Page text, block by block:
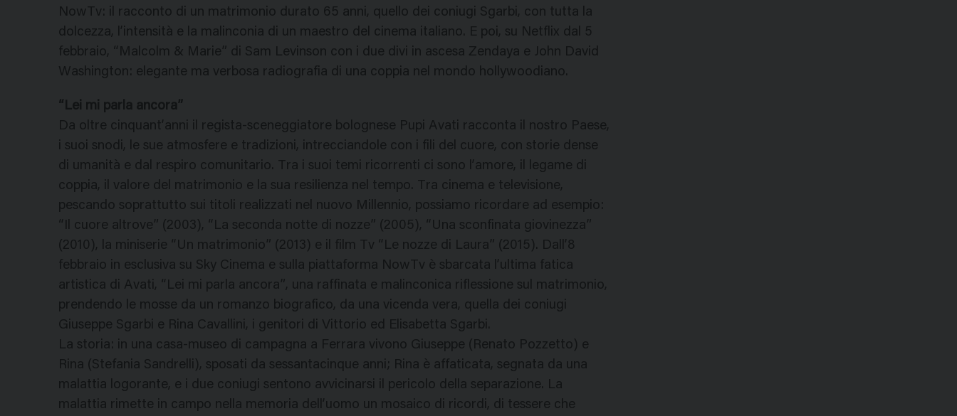
NowTv: il racconto di un matrimonio durato 65 anni, quello dei coniugi Sgarbi, con tutta la
dolcezza, l’intensità e la malinconia di un maestro del cinema italiano. E poi, su Netflix dal 5
febbraio, “Malcolm & Marie” di Sam Levinson con i due divi in ascesa Zendaya e John David
Washington: elegante ma verbosa radiografia di una coppia nel mondo hollywoodiano.
“Lei mi parla ancora”
Da oltre cinquant’anni il regista-sceneggiatore bolognese Pupi Avati racconta il nostro Paese,
i suoi snodi, le sue atmosfere e tradizioni, intrecciandole con i fili del cuore, con storie dense
di umanità e dal respiro comunitario. Tra i suoi temi ricorrenti ci sono l’amore, il legame di
coppia, il valore del matrimonio e la sua resilienza nel tempo. Tra cinema e televisione,
pescando soprattutto sui titoli realizzati nel nuovo Millennio, possiamo ricordare ad esempio:
“Il cuore altrove” (2003), “La seconda notte di nozze” (2005), “Una sconfinata giovinezza”
(2010), la miniserie “Un matrimonio” (2013) e il film Tv “Le nozze di Laura” (2015). Dall’8
febbraio in esclusiva su Sky Cinema e sulla piattaforma NowTv è sbarcata l’ultima fatica
artistica di Avati, “Lei mi parla ancora”, una raffinata e malinconica riflessione sul matrimonio,
prendendo le mosse da un romanzo biografico, da una vicenda vera, quella dei coniugi
Giuseppe Sgarbi e Rina Cavallini, i genitori di Vittorio ed Elisabetta Sgarbi.
La storia: in una casa-museo di campagna a Ferrara vivono Giuseppe (Renato Pozzetto) e
Rina (Stefania Sandrelli), sposati da sessantacinque anni; Rina è affaticata, segnata da una
malattia logorante, e i due coniugi sentono avvicinarsi il pericolo della separazione. La
malattia rimette in campo nella memoria dell’uomo un mosaico di ricordi, di tessere che